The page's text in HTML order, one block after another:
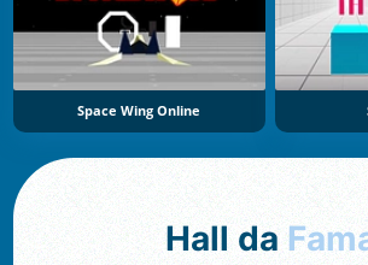
Space Wing Online
Hall da